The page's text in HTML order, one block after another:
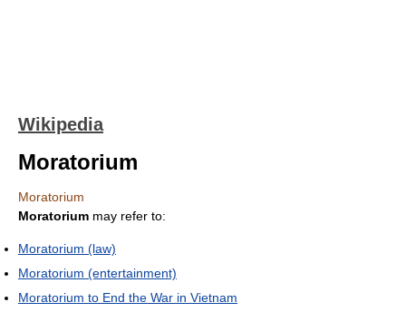
Wikipedia
Moratorium
Moratorium
Moratorium may refer to:
Moratorium (law)
Moratorium (entertainment)
Moratorium to End the War in Vietnam